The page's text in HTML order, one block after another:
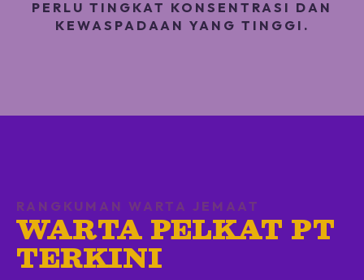
PERLU TINGKAT KONSENTRASI DAN
KEWASPADAAN YANG TINGGI.
RANGKUMAN WARTA JEMAAT
WARTA PELKAT PT
TERKINI